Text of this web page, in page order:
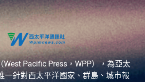
West Pacific Press，WPP），為亞太
一針對西太平洋國家、群島、城市報